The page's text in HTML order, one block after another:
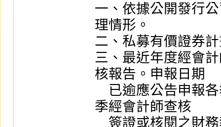
一、依據公開發行
理情形。
二、私募有價證券
三、最近年度經會
核報告。申報日期
季經會計師查核